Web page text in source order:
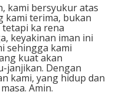
kami bersyukur atas
kami terima, bukan
tetapi ka rena
keyakinan iman ini
sehingga kami
kuat akan
janjikan. Dengan
kami, yang hidup dan
Amin.